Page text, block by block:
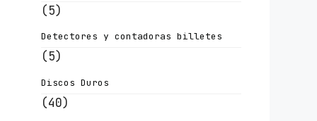
(5)
Detectores y contadoras billetes
(5)
Discos Duros
(40)